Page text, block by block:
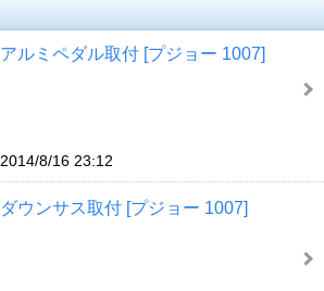
アルミペダル取付 [プジョー 1007]
2014/8/16 23:12
ダウンサス取付 [プジョー 1007]